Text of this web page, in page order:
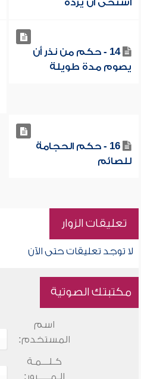
استحى أن يرده
14 - حكم من نذر أن
يصوم مدة طويلة
16 - حكم الحجامة
للصائم
تعليقات الزوار
لا توجد تعليقات حتى الآن
مكتبتك الصوتية
اسم
المستخدم:
كـلـــمـة
الـمـــــرور: